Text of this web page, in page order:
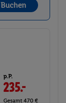
Buchen
p.P.
235.-
Gesamt 470 €